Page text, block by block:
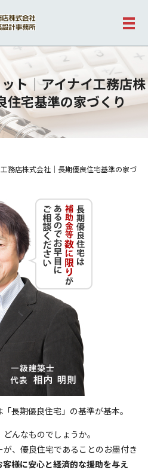
メ
ト｜アイナイ工務店株
住宅基準の家づくり
務店株式会社｜長期優良住宅基準の家づ
長期優良住宅」の基準が基本。
んなものでしょうか。
、優良住宅であることのお墨付き
客様に安心と経済的な援助を与え